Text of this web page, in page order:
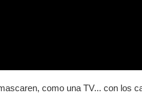
como una TV... con los